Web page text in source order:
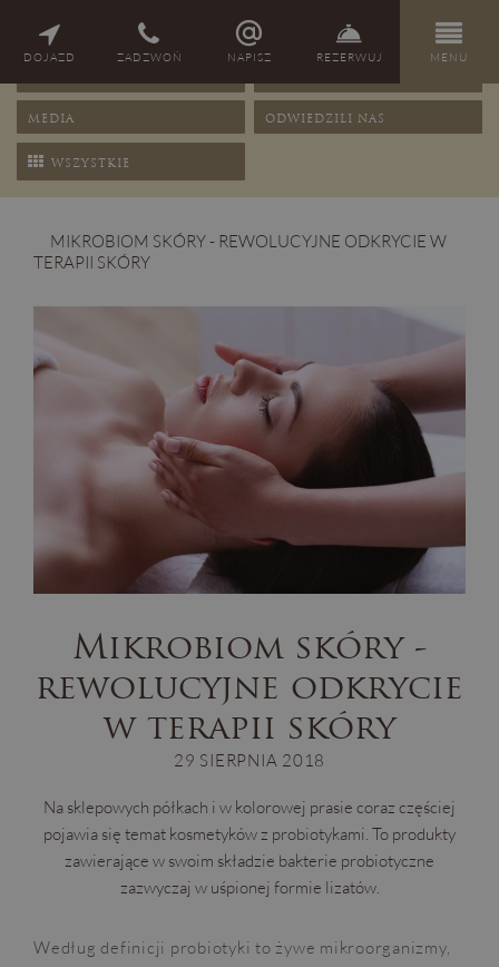
DOJAZD ZADZWOŃ NAPISZ REZERWUJ MENU
NAGRODY
MEDIA ODWIEDZILI NAS
WSZYSTKIE
MIKROBIOM SKÓRY - REWOLUCYJNE ODKRYCIE W
TERAPII SKÓRY
Mikrobiom skóry -
rewolucyjne odkrycie
w terapii skóry
29 SIERPNIA 2018
Na sklepowych półkach i w kolorowej prasie coraz częściej
pojawia się temat kosmetyków z probiotykami. To produkty
zawierające w swoim składzie bakterie probiotyczne
zazwyczaj w uśpionej formie lizatów.
Według definicji probiotyki to żywe mikroorganizmy,